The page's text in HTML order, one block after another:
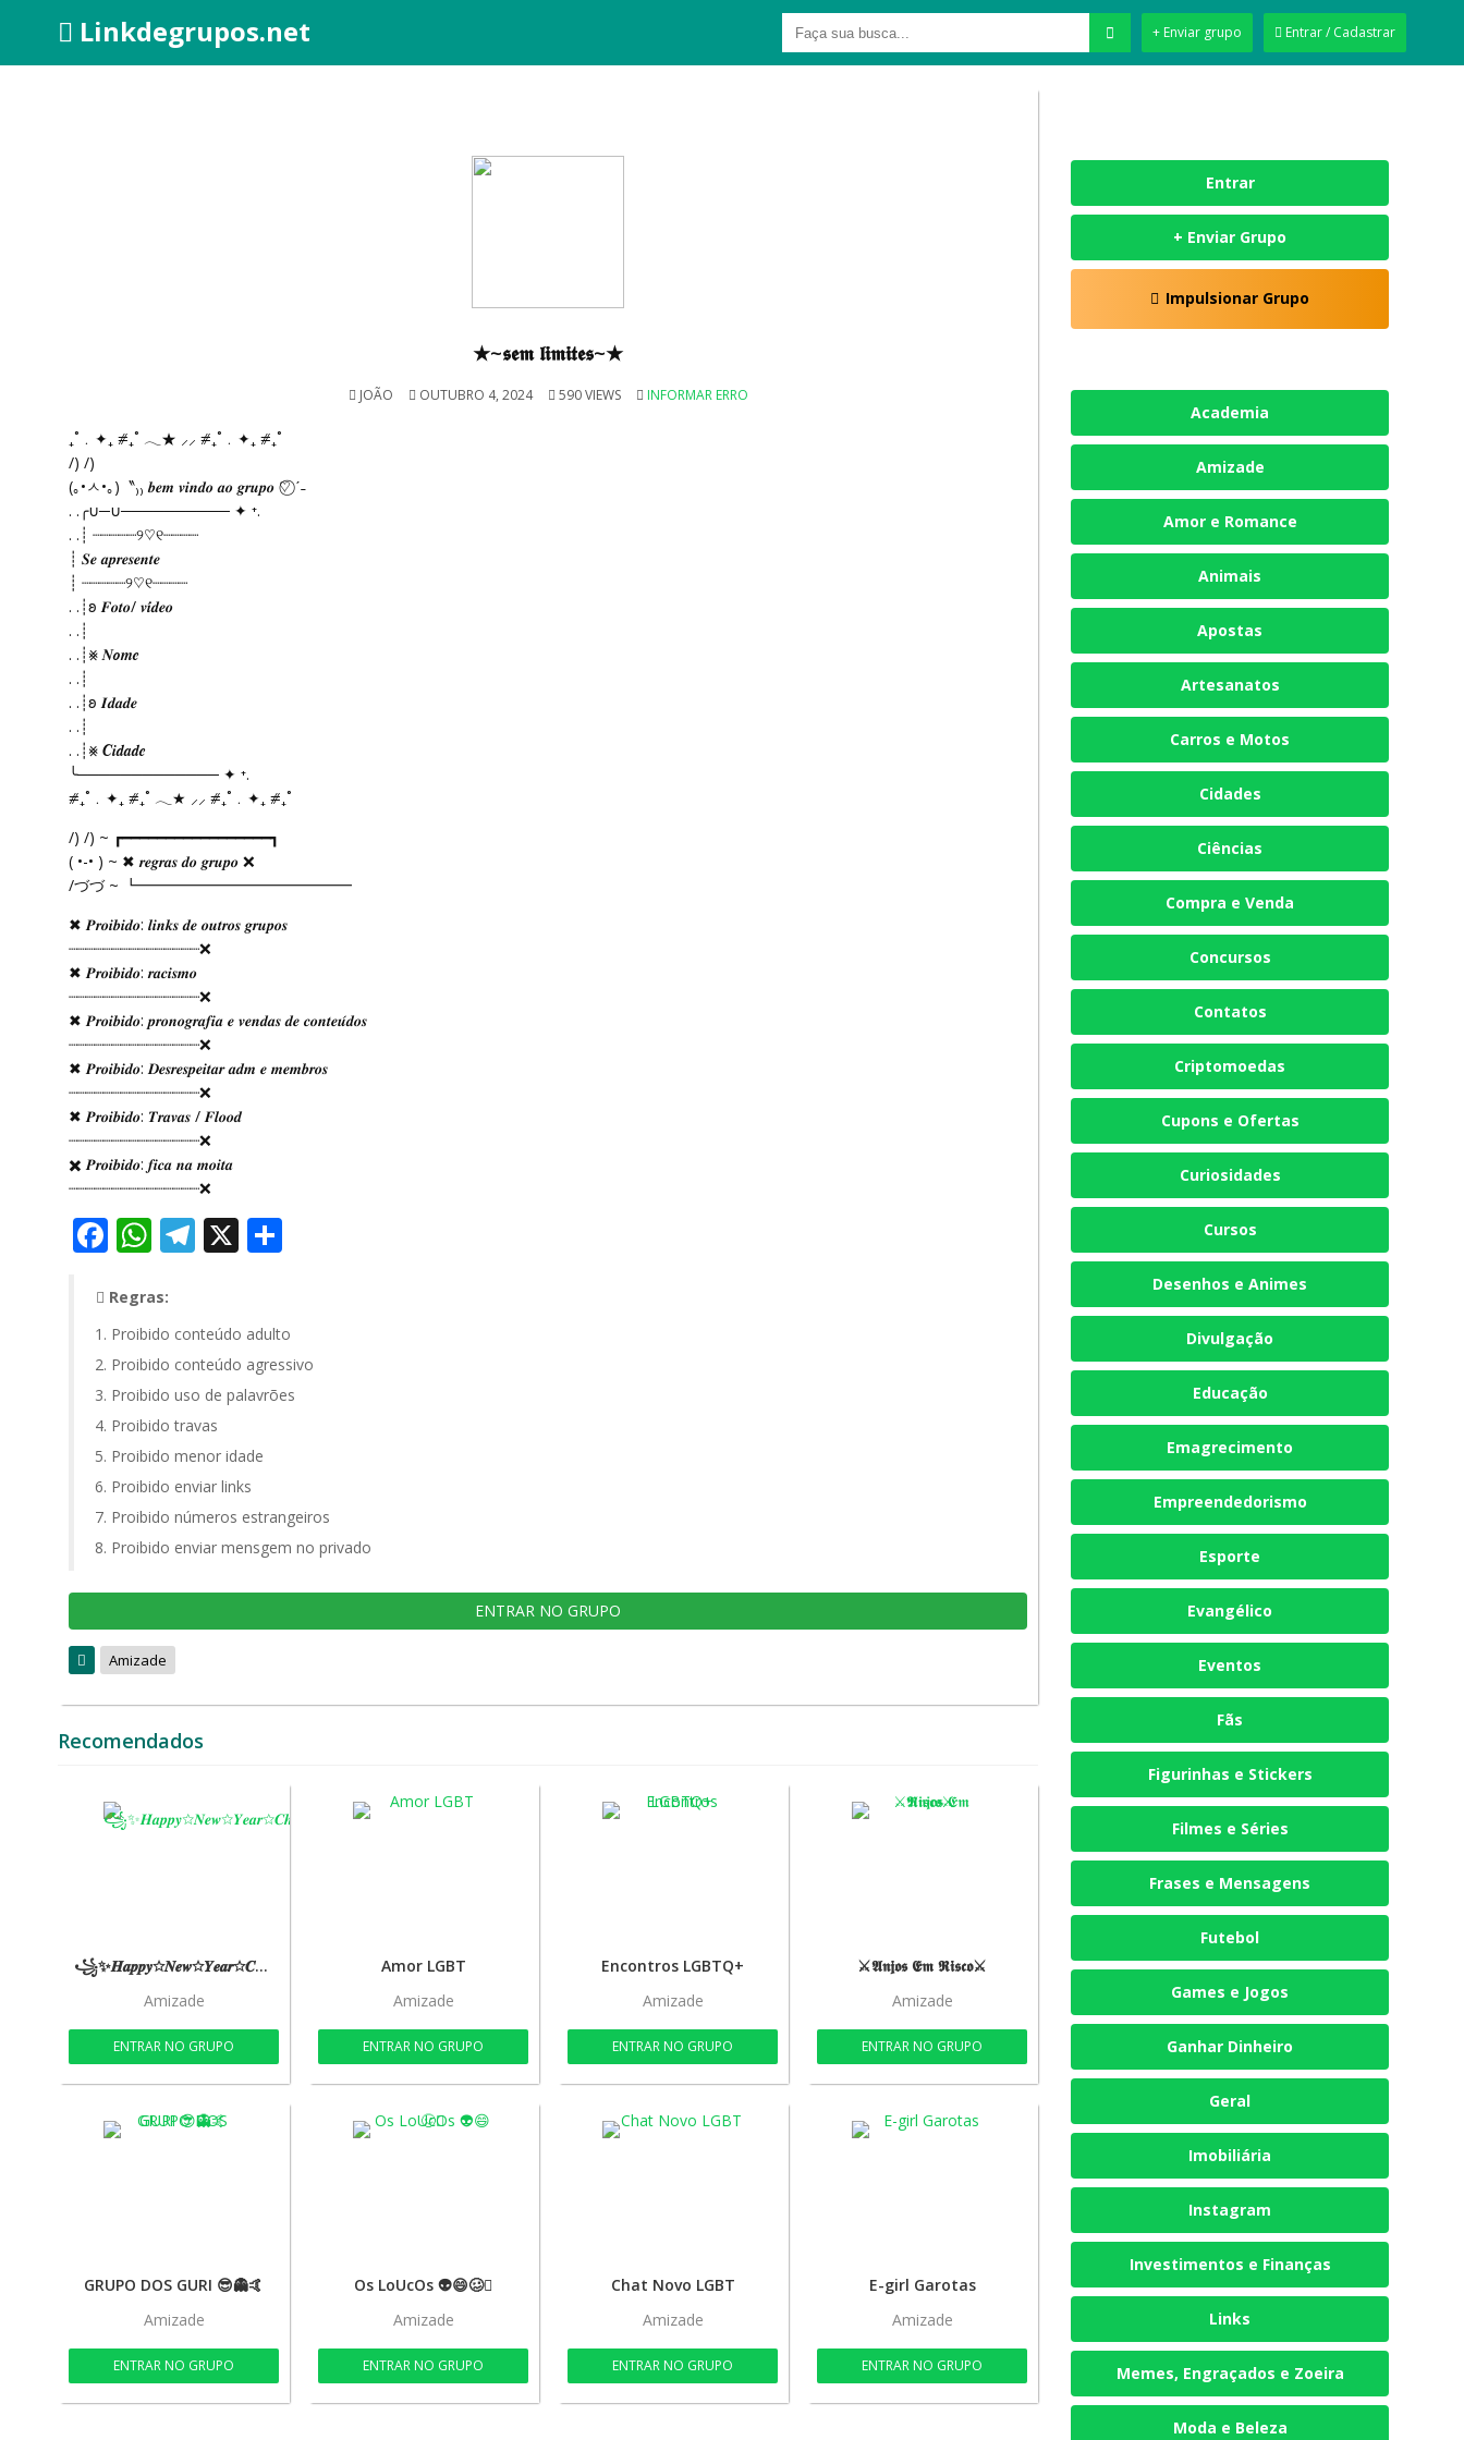
Linkdegrupos.net Entrar / Cadastrar
+ Enviar grupo
★~𝖘𝖊𝖒 𝖑𝖎𝖒𝖎𝖙𝖊𝖘~★
JOÃO OUTUBRO 4, 2024 590 VIEWS INFORMAR ERRO
₊˚﹒✦₊ ⧣₊˚ 𓂃★ ⸝⸝ ⧣₊˚﹒✦₊ ⧣₊˚
/) /)
(｡•ㅅ•｡)〝₎₎ 𝒃𝒆𝒎 𝒗𝒊𝒏𝒅𝒐 𝒂𝒐 𝒈𝒓𝒖𝒑𝒐 ♡⃝ ˊ˗
. .╭∪─∪────────── ✦ ⁺.
. .┊ ┈┈┈┈┈୨♡୧┈┈┈┈
┊ 𝑺𝒆 𝒂𝒑𝒓𝒆𝒔𝒆𝒏𝒕𝒆
┊ ┈┈┈┈┈୨♡୧┈┈┈┈
. .┊𐐪 𝑭𝒐𝒕𝒐/ 𝒗𝒊́𝒅𝒆𝒐
. .┊
. .┊⨳ 𝑵𝒐𝒎𝒆 ⠀⠀
. .┊
. .┊𐐪 𝑰𝒅𝒂𝒅𝒆
. .┊
. .┊⨳ 𝑪𝒊𝒅𝒂𝒅𝒆
╰───────────── ✦ ⁺.
⧣₊˚﹒✦₊ ⧣₊˚ 𓂃★ ⸝⸝ ⧣₊˚﹒✦₊ ⧣₊˚
/) /) ~ ┏━━━━━━━━━━━━━━━━━┓
( •-• ) ~ ✖ 𝒓𝒆𝒈𝒓𝒂𝒔 𝒅𝒐 𝒈𝒓𝒖𝒑𝒐 ❌
/づづ ~ ┗━━━━━━━━━━━━━━
✖ 𝑷𝒓𝒐𝒊𝒃𝒊𝒅𝒐: 𝒍𝒊𝒏𝒌𝒔 𝒅𝒆 𝒐𝒖𝒕𝒓𝒐𝒔 𝒈𝒓𝒖𝒑𝒐𝒔
┈┈┈┈┈┈┈┈┈┈┈┈┈┈┈❌
✖ 𝑷𝒓𝒐𝒊𝒃𝒊𝒅𝒐: 𝒓𝒂𝒄𝒊𝒔𝒎𝒐
┈┈┈┈┈┈┈┈┈┈┈┈┈┈┈❌
✖ 𝑷𝒓𝒐𝒊𝒃𝒊𝒅𝒐: 𝒑𝒓𝒐𝒏𝒐𝒈𝒓𝒂𝒇𝒊𝒂 𝒆 𝒗𝒆𝒏𝒅𝒂𝒔 𝒅𝒆 𝒄𝒐𝒏𝒕𝒆𝒖́𝒅𝒐𝒔
┈┈┈┈┈┈┈┈┈┈┈┈┈┈┈❌
✖ 𝑷𝒓𝒐𝒊𝒃𝒊𝒅𝒐: 𝑫𝒆𝒔𝒓𝒆𝒔𝒑𝒆𝒊𝒕𝒂𝒓 𝒂𝒅𝒎 𝒆 𝒎𝒆𝒎𝒃𝒓𝒐𝒔
┈┈┈┈┈┈┈┈┈┈┈┈┈┈┈❌
✖ 𝑷𝒓𝒐𝒊𝒃𝒊𝒅𝒐: 𝑻𝒓𝒂𝒗𝒂𝒔 / 𝑭𝒍𝒐𝒐𝒅
┈┈┈┈┈┈┈┈┈┈┈┈┈┈┈❌
✖️ 𝑷𝒓𝒐𝒊𝒃𝒊𝒅𝒐: 𝒇𝒊𝒄𝒂 𝒏𝒂 𝒎𝒐𝒊𝒕𝒂
┈┈┈┈┈┈┈┈┈┈┈┈┈┈┈❌
Facebook
WhatsApp
Telegram
X
Regras:
Proibido conteúdo adulto
Proibido conteúdo agressivo
Proibido uso de palavrões
Proibido travas
Proibido menor idade
Proibido enviar links
Proibido números estrangeiros
Proibido enviar mensgem no privado
ENTRAR NO GRUPO
Amizade
Recomendados
꧁✨𝑯𝒂𝒑𝒑𝒚☆𝑵𝒆𝒘☆𝒀𝒆𝒂𝒓☆𝑪𝒉𝒆𝒆𝒓𝒔☆✨꧂
Amizade
ENTRAR NO GRUPO
Amor LGBT
Amizade
ENTRAR NO GRUPO
Encontros LGBTQ+
Amizade
ENTRAR NO GRUPO
⚔️𝕬𝖓𝖏𝖔𝖘 𝕰𝖒 𝕽𝖎𝖘𝖈𝖔⚔️
Amizade
ENTRAR NO GRUPO
GRUPO DOS GURI 😎👻🤙
Amizade
ENTRAR NO GRUPO
Os LoUcOs 👽😄🥴🫩
Amizade
ENTRAR NO GRUPO
Chat Novo LGBT
Amizade
ENTRAR NO GRUPO
E-girl Garotas
Amizade
ENTRAR NO GRUPO
Entrar
+ Enviar Grupo
Impulsionar Grupo
Academia
Amizade
Amor e Romance
Animais
Apostas
Artesanatos
Carros e Motos
Cidades
Ciências
Compra e Venda
Concursos
Contatos
Criptomoedas
Cupons e Ofertas
Curiosidades
Cursos
Desenhos e Animes
Divulgação
Educação
Emagrecimento
Empreendedorismo
Esporte
Evangélico
Eventos
Fãs
Figurinhas e Stickers
Filmes e Séries
Frases e Mensagens
Futebol
Games e Jogos
Ganhar Dinheiro
Geral
Imobiliária
Instagram
Investimentos e Finanças
Links
Memes, Engraçados e Zoeira
Moda e Beleza